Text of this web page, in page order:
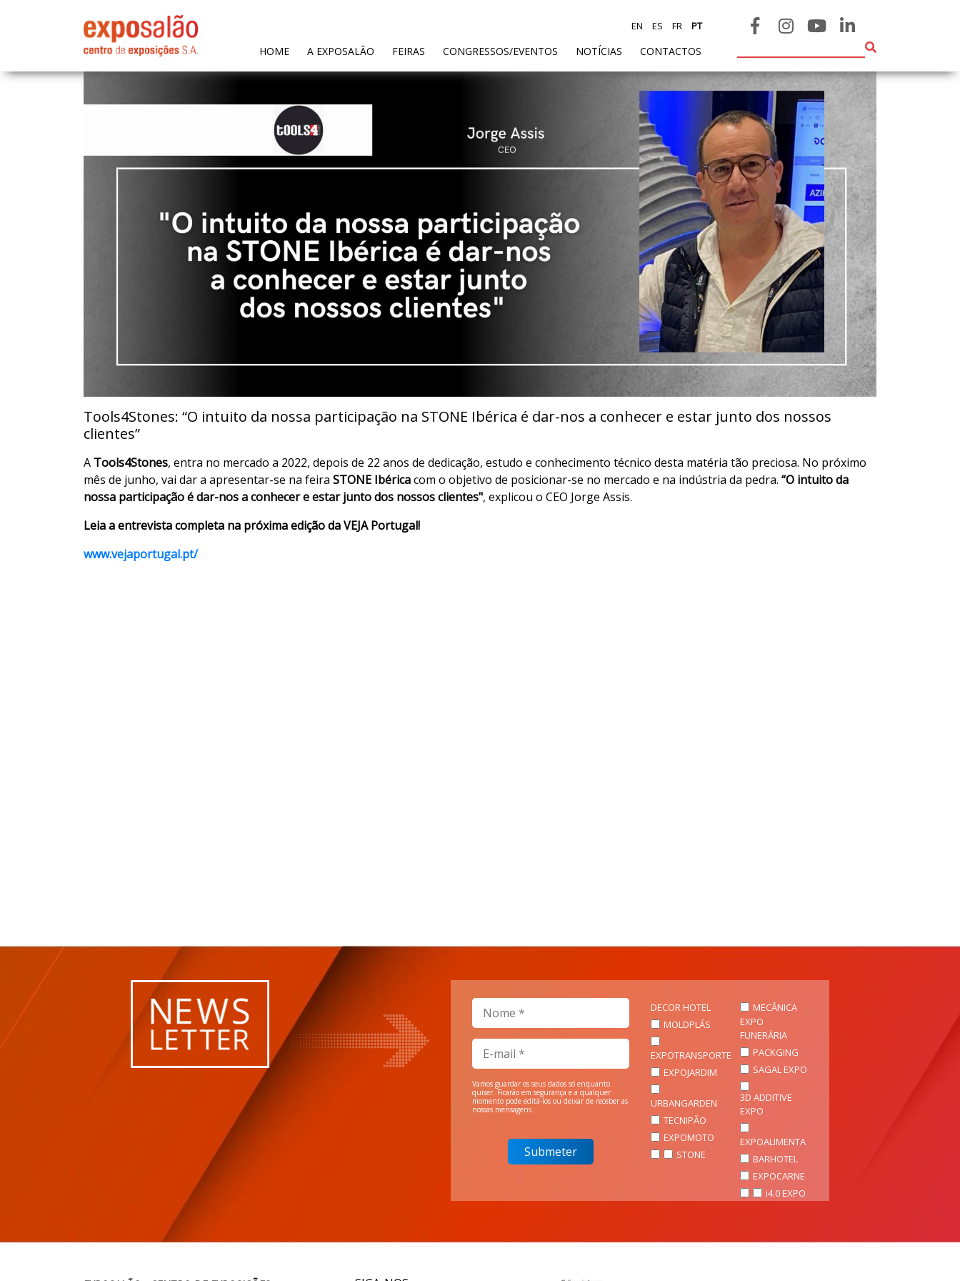
HOME(CURRENT)
A EXPOSALÃO FEIRAS CONGRESSOS/EVENTOS NOTÍCIAS CONTACTOS
EN ES FR PT
Tools4Stones: “O intuito da nossa participação na STONE Ibérica é dar-nos a conhecer e estar junto dos nossos
clientes”
A Tools4Stones, entra no mercado a 2022, depois de 22 anos de dedicação, estudo e conhecimento técnico desta matéria tão preciosa. No próximo
mês de junho, vai dar a apresentar-se na feira STONE Ibéricacom o objetivo de posicionar-se no mercado e na indústria da pedra. “O intuito da
nossa participação é dar-nos a conhecer e estar junto dos nossos clientes", explicou o CEO Jorge Assis.
Leia a entrevista completa na próxima edição da VEJA Portugal!
www.vejaportugal.pt/
Vamos guardar os seus dados só enquanto
quiser. Ficarão em segurança e a qualquer
momento pode editá-los ou deixar de receber as
nossas mensagens.
DECOR HOTEL
MOLDPLÁS
EXPOTRANSPORTE
EXPOJARDIM
URBANGARDEN
TECNIPÃO
EXPOMOTO
STONE
MECÂNICA
EXPO
FUNERÁRIA
PACKGING
SAGAL EXPO
3D ADDITIVE
EXPO
EXPOALIMENTA
BARHOTEL
EXPOCARNE
i4.0 EXPO